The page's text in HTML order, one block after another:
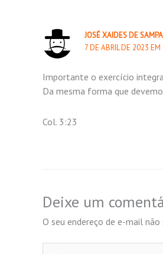
JOSÉ XAIDES DE
7 DE ABRIL DE 2023
Importante o exercício
Da mesma forma que
Col. 3:23
Deixe um
O seu endereço de e-mail não